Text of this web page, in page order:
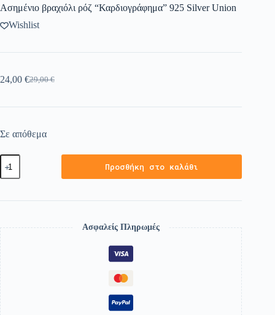
Ασημένιο βραχιόλι ρόζ “Καρδιογράφημα” 925 Silver Union
Wishlist
29,00€
24,00 €
Σε απόθεμα
Προσθήκη στο καλάθι
Ασφαλείς Πληρωμές